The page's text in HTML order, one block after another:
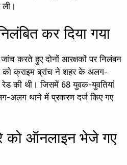
कर दिया गया
करते हुए दोनों आरक्षकों पर निलंबन
को क्राइम ब्रांच ने शहर के अलग-
की थी। जिसमें 68 युवक-युवतियां
अलग थाने में प्रकरण दर्ज किए गए
को ऑनलाइन भेजे गए